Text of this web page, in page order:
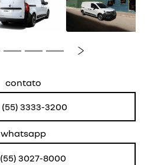
Próximo
contato
(55) 3333-3200
whatsapp
(55) 3027-8000